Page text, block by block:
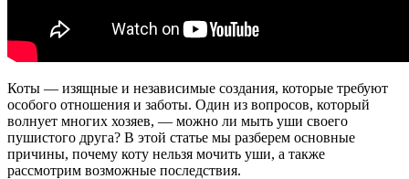
Коты — изящные и независимые создания, которые требуют
особого отношения и заботы. Один из вопросов, который
волнует многих хозяев, — можно ли мыть уши своего
пушистого друга? В этой статье мы разберем основные
причины, почему коту нельзя мочить уши, а также
рассмотрим возможные последствия.